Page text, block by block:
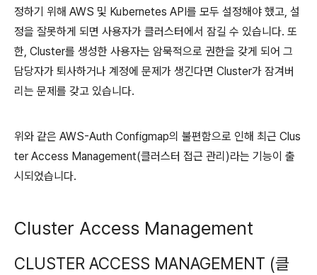
정하기 위해 AWS 및 Kubernetes API를 모두 설정해야 했고, 설
정을 잘못하게 되면 사용자가 클러스터에서 잠길 수 있습니다. 또
한, Cluster를 생성한 사용자는 암묵적으로 권한을 갖게 되어 그
담당자가 퇴사하거나 계정에 문제가 생긴다면 Cluster가 잠겨버
리는 문제를 갖고 있습니다.
위와 같은 AWS-Auth Configmap의 불편함으로 인해 최근 Clus
ter Access Management(클러스터 접근 관리)라는 기능이 출
시되었습니다.
Cluster Access Management
CLUSTER ACCESS MANAGEMENT (클